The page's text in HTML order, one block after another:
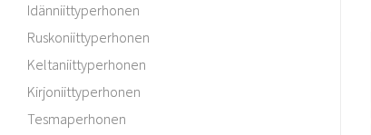
Idänniittyperhonen
Ruskoniittyperhonen
Keltaniittyperhonen
Kirjoniittyperhonen
Tesmaperhonen